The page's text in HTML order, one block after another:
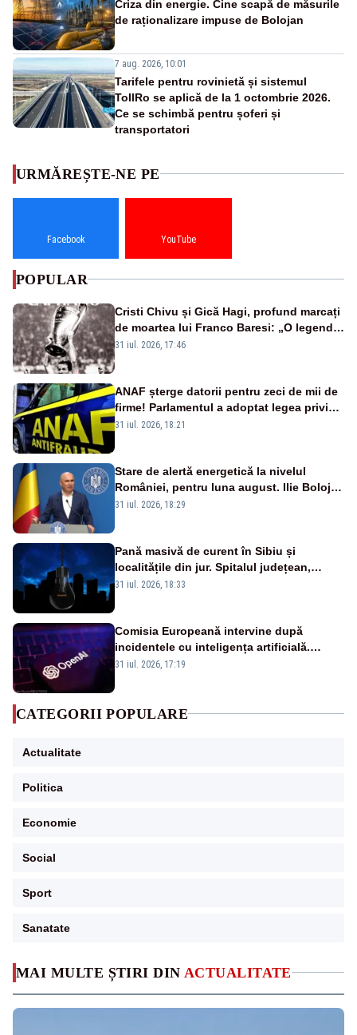
Criza din energie. Cine scapă de măsurile
de raționalizare impuse de Bolojan
7 aug. 2026, 10:01
Tarifele pentru rovinietă și sistemul
TollRo se aplică de la 1 octombrie 2026.
Ce se schimbă pentru șoferi și
transportatori
MAI MULTE ȘTIRI DIN ACTUALITATE
URMĂREȘTE-NE PE
Facebook YouTube
POPULAR
Cristi Chivu și Gică Hagi, profund marcați
de moartea lui Franco Baresi: „O legendă
a fotbalului mondial”
31 iul. 2026, 17:46
ANAF șterge datorii pentru zeci de mii de
firme! Parlamentul a adoptat legea privind
amnistia fiscală
31 iul. 2026, 18:21
Stare de alertă energetică la nivelul
României, pentru luna august. Ilie Bolojan
a anunțat importuri și posibile restricții –
31 iul. 2026, 18:29
Pană masivă de curent în Sibiu și
localitățile din jur. Spitalul județean,
semafoarele, rețelele de telefonie, grav
31 iul. 2026, 18:33
Comisia Europeană intervine după
incidentele cu inteligența artificială.
OpenAI și Anthropic, vizate
31 iul. 2026, 17:19
CATEGORII POPULARE
Actualitate
Politica
Economie
Social
Sport
Sanatate